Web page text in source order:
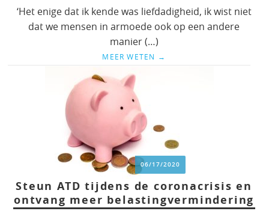
‘Het enige dat ik kende was liefdadigheid, ik wist niet
dat we mensen in armoede ook op een andere
manier (…)
MEER WETEN →
06/17/2020
Steun ATD tijdens de coronacrisis en
ontvang meer belastingvermindering